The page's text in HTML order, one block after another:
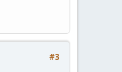
#3